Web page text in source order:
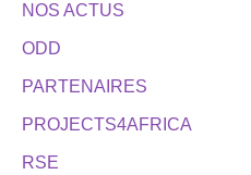
NOS ACTUS
ODD
PARTENAIRES
PROJECTS4AFRICA
RSE